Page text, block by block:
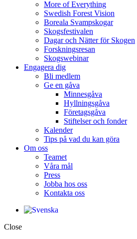
More of Everything
Swedish Forest Vision
Boreala Svampskogar
Skogsfestivalen
Dagar och Nätter för Skogen
Forskningsresan
Skogswebinar
Engagera dig
Bli medlem
Ge en gåva
Minnesgåva
Hyllningsgåva
Företagsgåva
Stiftelser och fonder
Kalender
Tips på vad du kan göra
Om oss
Teamet
Våra mål​
Press
Jobba hos oss
Kontakta oss
Close